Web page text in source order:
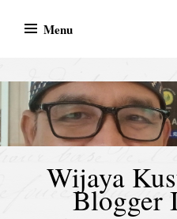
Menu
Wijaya
Blogger